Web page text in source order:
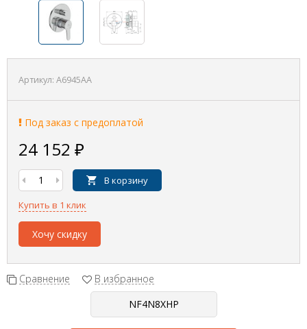
Артикул: A6945AA
Под заказ с предоплатой
24 152 ₽
В корзину
Купить в 1 клик
Хочу скидку
Сравнение В избранное